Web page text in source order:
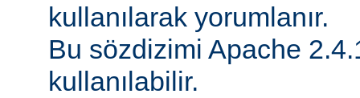
kullanılarak yorumlanır.
Bu sözdizimi Apache
kullanılabilir.